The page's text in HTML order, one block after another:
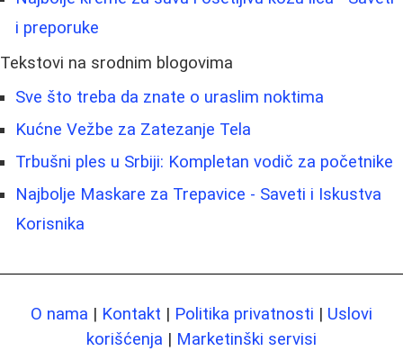
i preporuke
Tekstovi na srodnim blogovima
Sve što treba da znate o uraslim noktima
Kućne Vežbe za Zatezanje Tela
Trbušni ples u Srbiji: Kompletan vodič za početnike
Najbolje Maskare za Trepavice - Saveti i Iskustva
Korisnika
O nama | Kontakt | Politika privatnosti | Uslovi
korišćenja | Marketinški servisi